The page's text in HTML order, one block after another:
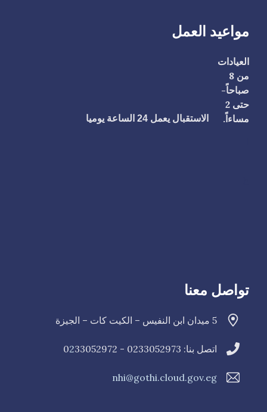
مواعيد العمل
العيادات
من 8
صباحاً-
حتى 2
مساءاً.
الاستقبال يعمل 24 الساعة يوميا
تواصل معنا
5 ميدان ابن النفيس – الكيت كات – الجيزة
اتصل بنا: 0233052973 - 0 233052972
nhi@gothi.cloud.gov.eg